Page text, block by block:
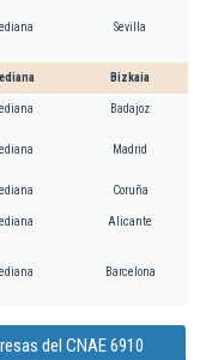
Sevilla
Bizkaia
Badajoz
Madrid
Coruña
Alicante
Barcelona
del CNAE 6910